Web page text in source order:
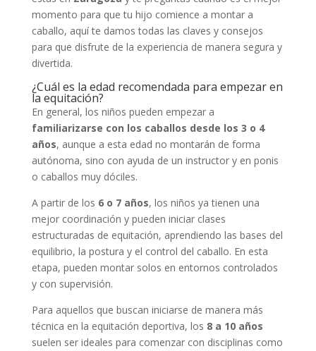
momento para que tu hijo comience a montar a
caballo, aquí te damos todas las claves y consejos
para que disfrute de la experiencia de manera segura y
divertida.
¿Cuál es la edad recomendada para empezar en
la equitación?
En general, los niños pueden empezar a
familiarizarse con los caballos desde los 3 o 4
años, aunque a esta edad no montarán de forma
autónoma, sino con ayuda de un instructor y en ponis
o caballos muy dóciles.
A partir de los 6 o 7 años, los niños ya tienen una
mejor coordinación y pueden iniciar clases
estructuradas de equitación, aprendiendo las bases del
equilibrio, la postura y el control del caballo. En esta
etapa, pueden montar solos en entornos controlados
y con supervisión.
Para aquellos que buscan iniciarse de manera más
técnica en la equitación deportiva, los 8 a 10 años
suelen ser ideales para comenzar con disciplinas como